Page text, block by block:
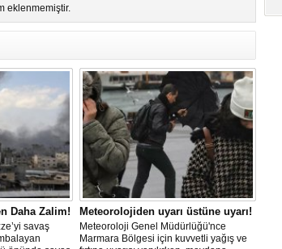
eklenmemiştir.
Daha Zalim!
savaş
Meteorolojiden uyarı üstüne uyarı!
Meteoroloji Genel Müdürlüğü'nce
Marmara Bölgesi için kuvvetli yağış ve